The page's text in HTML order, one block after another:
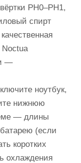
PH0–PH1,
спирт
Noctua
—
ноутбук,
нижнюю
— длины
(если
коротких
охлаждения